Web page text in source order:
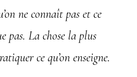
ne connaît pas et ce
pas. La chose la plus
ce qu’on enseigne.